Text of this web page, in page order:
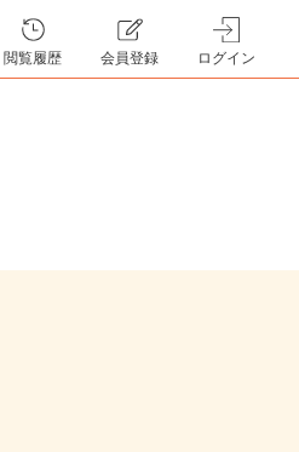
閲覧履歴 会員登録 ログイン